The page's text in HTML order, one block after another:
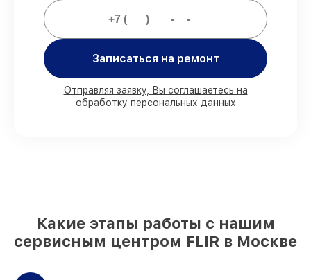
Мы гарантируем:
заказов выполняем с возможностью
личного присутствия владельца
90%
запчастей FLIR есть в наличии в
мастерской или на складе в Москве,
остальные доставляются быстро
Записаться на ремонт
Отправляя заявку, Вы соглашаетесь на
обработку персональных данных
Какие этапы работы с нашим
сервисным центром FLIR в Москве